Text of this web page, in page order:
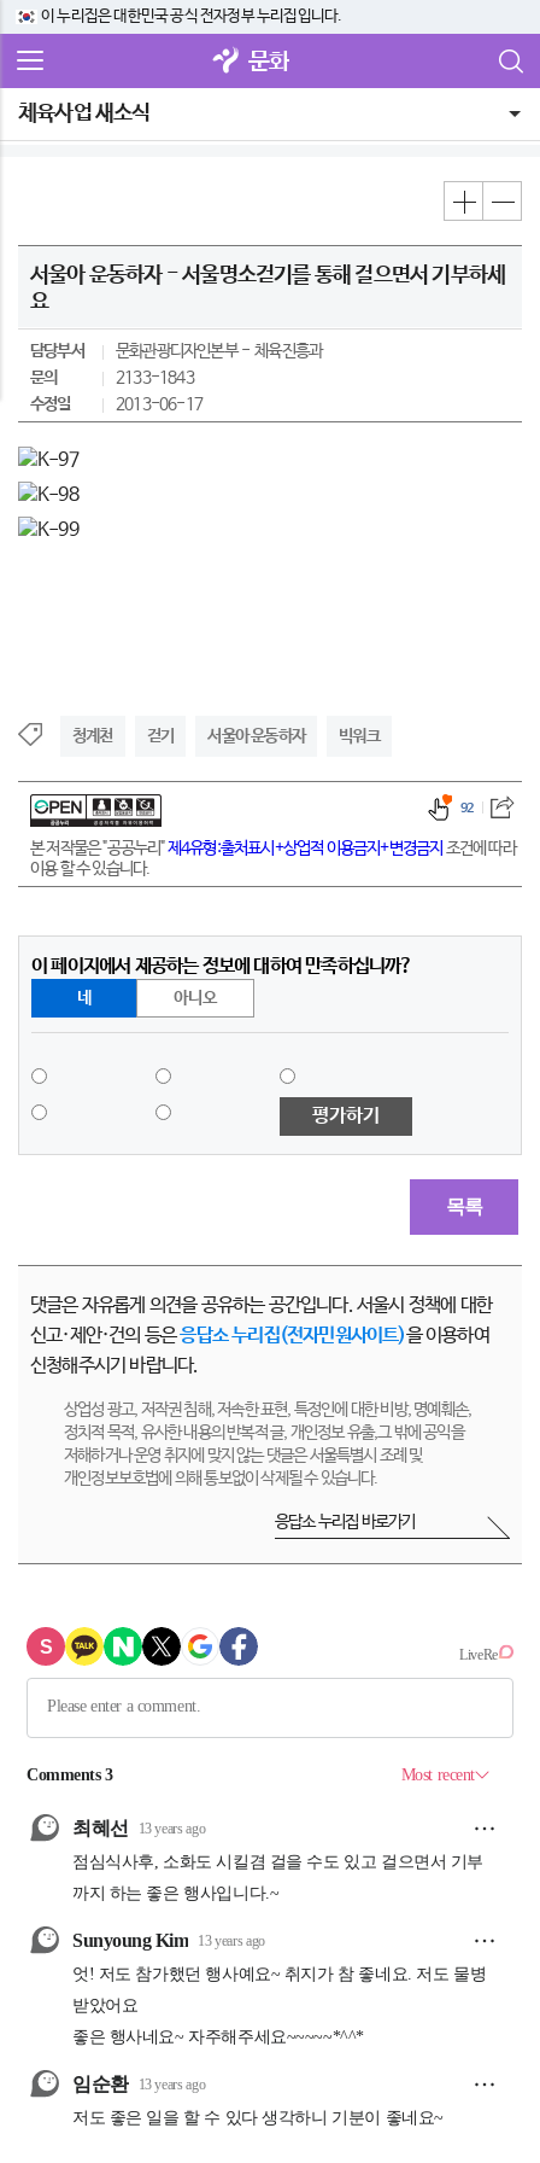
이 누리집은 대한민국 공식 전자정부 누리집입니다.
문화
체육사업 새소식
서울아 운동하자 - 서울명소걷기를 통해 걸으면서 기부하세
요
담당부서 문화관광디자인본부
체육진흥과
문의
2133-1843
수정일
2013-06-17
청계천 걷기 서울아 운동하자 빅워크
본 저작물은 "공공누리"제4유형:출처표시+상업적 이용금지+변경금지 조건에 따라
이용 할 수 있습니다.
92
이 페이지에서 제공하는 정보에 대하여 만족하십니까?
네 아니오
평가하기
목록
댓글은 자유롭게 의견을 공유하는 공간입니다. 서울시 정책에 대한
신고·제안·건의 등은응답소 누리집(전자민원사이트)을 이용하여
신청해주시기 바랍니다.
상업성 광고, 저작권 침해, 저속한 표현, 특정인에 대한 비방, 명예훼손,
정치적 목적, 유사한 내용의 반복적 글, 개인정보 유출,그 밖에 공익을
저해하거나 운영 취지에 맞지 않는 댓글은 서울특별시 조례 및
개인정보보호법에 의해 통보없이 삭제될 수 있습니다.
응답소 누리집 바로가기